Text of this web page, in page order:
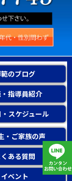
のブログ
指導員紹介
スケジュール
・ご家族の声
ある質問
イベント